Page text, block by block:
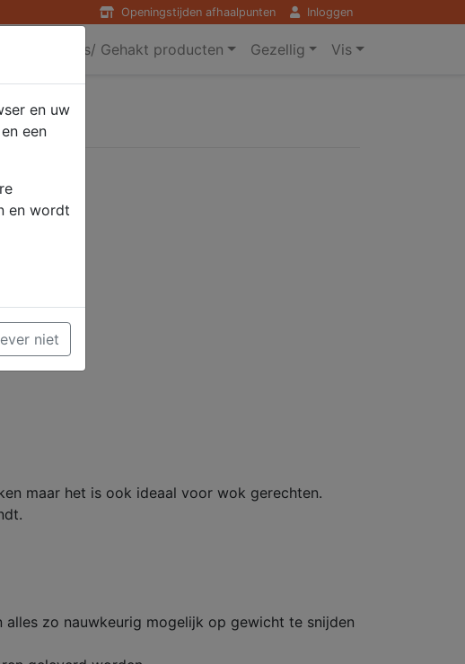
Openingstijden afhaalpunten Inloggen
Hamburgers/ Gehakt producten Gezellig Vis
maar het is ook ideaal voor wok gerechten.
zo nauwkeurig mogelijk op gewicht te snijden
en uw
een
en wordt
niet